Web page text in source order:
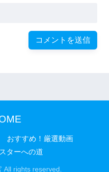
おすすめ！厳選動画
ターへの道
rights reserved.